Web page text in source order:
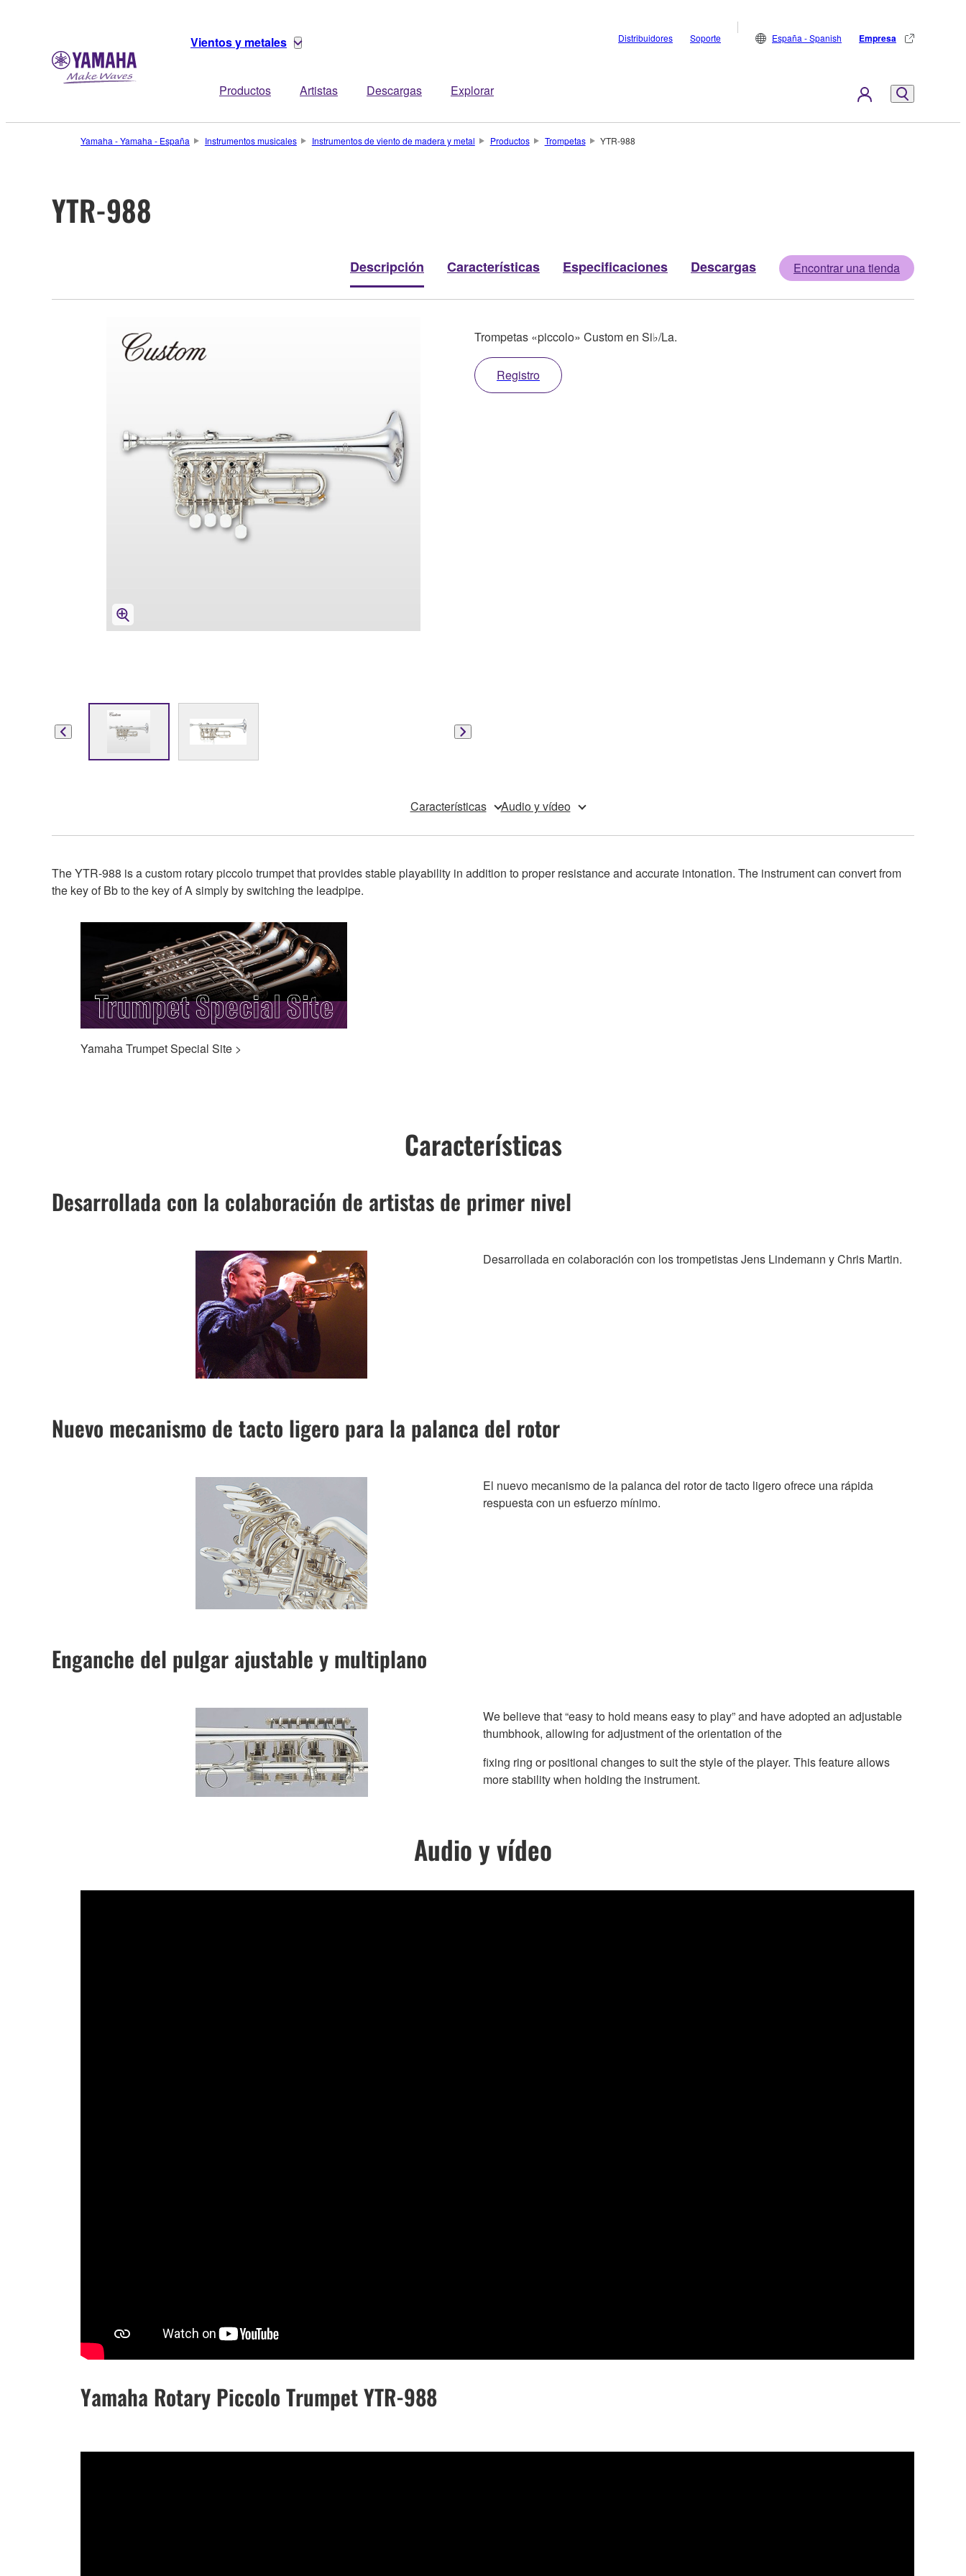
Vientos y metales
Productos Artistas Descargas Explorar
Distribuidores Soporte España - Spanish Empresa
Yamaha - Yamaha - España Instrumentos musicales Instrumentos de viento de madera y metal Productos Trompetas YTR-988
YTR-988
Descripción Características Especificaciones Descargas Encontrar una tienda
Trompetas «piccolo» Custom en Si♭/La.
Registro
Características Audio y vídeo
The YTR-988 is a custom rotary piccolo trumpet that provides stable playability in addition to proper resistance and accurate intonation. The instrument can convert from
the key of Bb to the key of A simply by switching the leadpipe.
Yamaha Trumpet Special Site >
Características
Desarrollada con la colaboración de artistas de primer nivel
Desarrollada en colaboración con los trompetistas Jens Lindemann y Chris Martin.
Nuevo mecanismo de tacto ligero para la palanca del rotor
El nuevo mecanismo de la palanca del rotor de tacto ligero ofrece una rápida
respuesta con un esfuerzo mínimo.
Enganche del pulgar ajustable y multiplano
We believe that “easy to hold means easy to play” and have adopted an adjustable
thumbhook, allowing for adjustment of the orientation of the
fixing ring or positional changes to suit the style of the player. This feature allows
more stability when holding the instrument.
Audio y vídeo
Yamaha Rotary Piccolo Trumpet YTR-988